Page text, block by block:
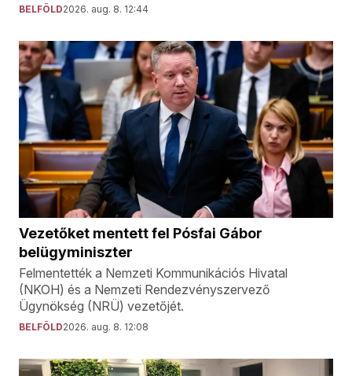
BELFÖLD2026. aug. 8. 12:44
Vezetőket mentett fel Pósfai Gábor
belügyminiszter
Felmentették a Nemzeti Kommunikációs Hivatal
(NKOH) és a Nemzeti Rendezvényszervező
Ügynökség (NRÜ) vezetőjét.
BELFÖLD2026. aug. 8. 12:08